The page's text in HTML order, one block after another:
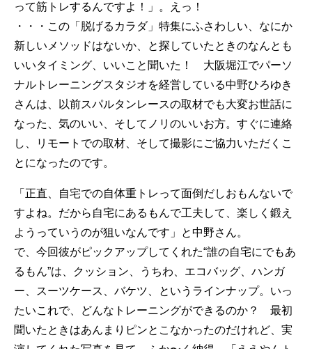
って筋トレするんですよ！」。えっ！
・・・この「脱げるカラダ」特集にふさわしい、なにか
新しいメソッドはないか、と探していたときのなんとも
いいタイミング、いいこと聞いた！ 大阪堀江でパーソ
ナルトレーニングスタジオを経営している中野ひろゆき
さんは、以前スパルタンレースの取材でも大変お世話に
なった、気のいい、そしてノリのいいお方。すぐに連絡
し、リモートでの取材、そして撮影にご協力いただくこ
とになったのです。
「正直、自宅での自体重トレって面倒だしおもんないで
すよね。だから自宅にあるもんで工夫して、楽しく鍛え
ようっていうのが狙いなんです」と中野さん。
で、今回彼がピックアップしてくれた“誰の自宅にでもあ
るもん”は、クッション、うちわ、エコバッグ、ハンガ
ー、スーツケース、バケツ、というラインナップ。いっ
たいこれで、どんなトレーニングができるのか？ 最初
聞いたときはあんまりピンとこなかったのだけれど、実